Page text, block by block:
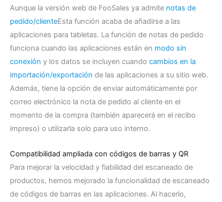
Aunque la versión web de FooSales ya admite notas de
pedido/clienteEsta función acaba de añadirse a las
aplicaciones para tabletas. La función de notas de pedido
funciona cuando las aplicaciones están en modo sin
conexión y los datos se incluyen cuando cambios en la
importación/exportación de las aplicaciones a su sitio web.
Además, tiene la opción de enviar automáticamente por
correo electrónico la nota de pedido al cliente en el
momento de la compra (también aparecerá en el recibo
impreso) o utilizarla solo para uso interno.
Compatibilidad ampliada con códigos de barras y QR
Para mejorar la velocidad y fiabilidad del escaneado de
productos, hemos mejorado la funcionalidad de escaneado
de códigos de barras en las aplicaciones. Al hacerlo,